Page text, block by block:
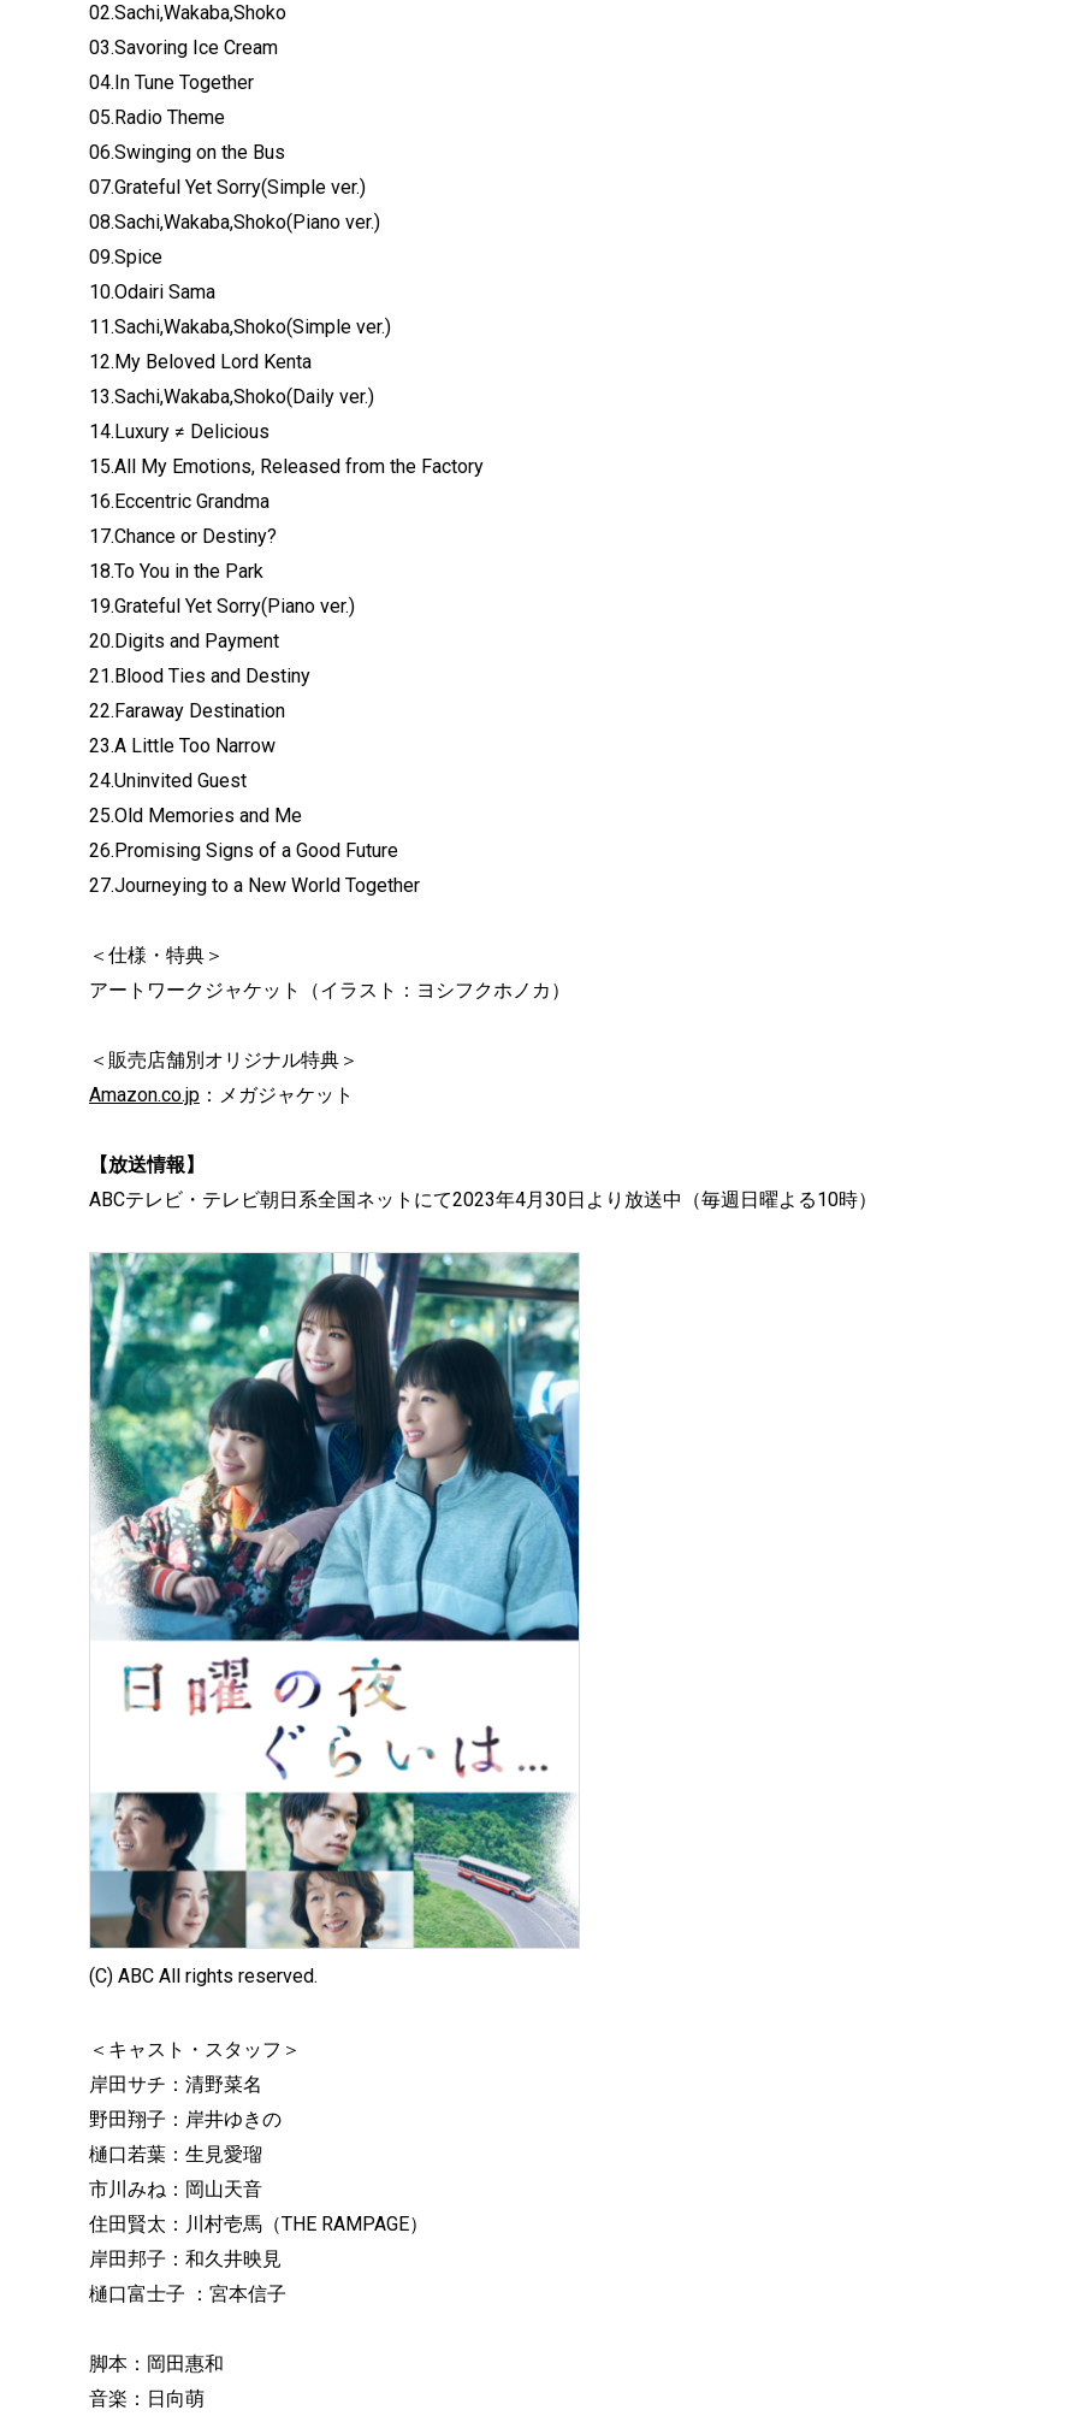
02.Sachi,Wakaba,Shoko
03.Savoring Ice Cream
04.In Tune Together
05.Radio Theme
06.Swinging on the Bus
07.Grateful Yet Sorry(Simple ver.)
08.Sachi,Wakaba,Shoko(Piano ver.)
09.Spice
10.Odairi Sama
11.Sachi,Wakaba,Shoko(Simple ver.)
12.My Beloved Lord Kenta
13.Sachi,Wakaba,Shoko(Daily ver.)
14.Luxury ≠ Delicious
15.All My Emotions, Released from the Factory
16.Eccentric Grandma
17.Chance or Destiny?
18.To You in the Park
19.Grateful Yet Sorry(Piano ver.)
20.Digits and Payment
21.Blood Ties and Destiny
22.Faraway Destination
23.A Little Too Narrow
24.Uninvited Guest
25.Old Memories and Me
26.Promising Signs of a Good Future
27.Journeying to a New World Together
＜仕様・特典＞
アートワークジャケット（イラスト：ヨシフクホノカ）
＜販売店舗別オリジナル特典＞
Amazon.co.jp ：メガジャケット
【放送情報】
ABCテレビ・テレビ朝日系全国ネットにて2023年4月30日より放送中（毎週日曜よる10時）
(C) ABC All rights reserved.
＜キャスト・スタッフ＞
岸田サチ：清野菜名
野田翔子：岸井ゆきの
樋口若葉：生見愛瑠
市川みね：岡山天音
住田賢太：川村壱馬（THE RAMPAGE）
岸田邦子：和久井映見
樋口富士子 ：宮本信子
脚本：岡田惠和
音楽：日向萌